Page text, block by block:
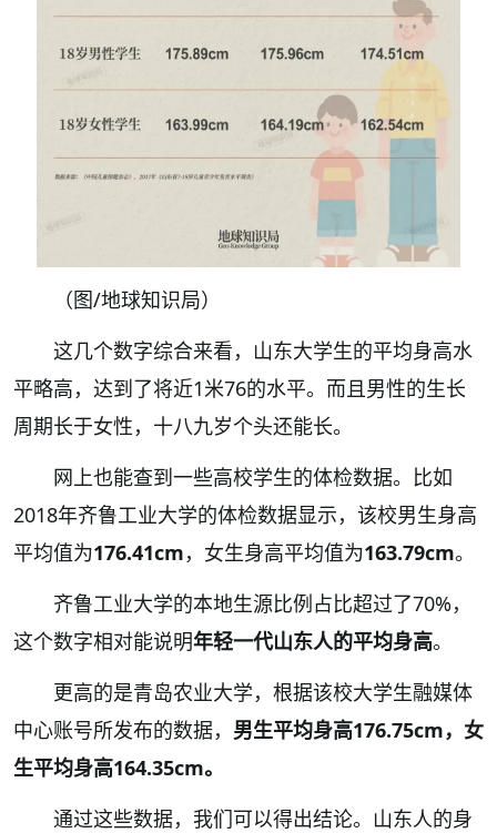
（图/地球知识局）
这几个数字综合来看，山东大学生的平均身高水
平略高，达到了将近1米76的水平。而且男性的生长
周期长于女性，十八九岁个头还能长。
网上也能查到一些高校学生的体检数据。比如
2018年齐鲁工业大学的体检数据显示，该校男生身高
平均值为176.41cm，女生身高平均值为163.79cm。
齐鲁工业大学的本地生源比例占比超过了70%，
这个数字相对能说明年轻一代山东人的平均身高。
更高的是青岛农业大学，根据该校大学生融媒体
中心账号所发布的数据， 男生平均身高176.75cm，女
生平均身高164.35cm。
通过这些数据，我们可以得出结论。 山东人的身